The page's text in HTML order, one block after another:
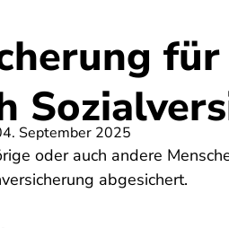
September 2025
oder auch andere
abgesichert.